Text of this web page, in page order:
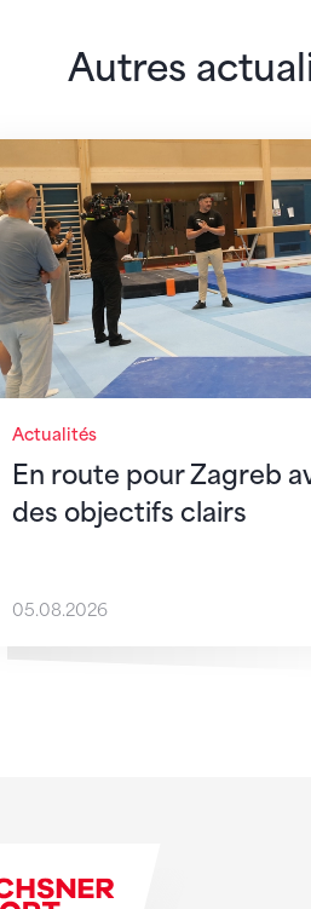
Autres
Actualités
En route pour Zagreb
des objectifs clairs
En route pour Zagreb avec
05.08.2026